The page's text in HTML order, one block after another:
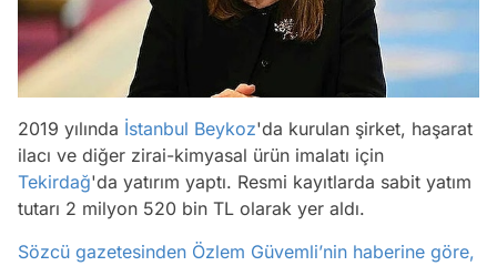
2019 yılında İstanbul Beykoz'da kurulan şirket, haşarat
ilacı ve diğer zirai-kimyasal ürün imalatı için
Tekirdağ'da yatırım yaptı. Resmi kayıtlarda sabit yatım
tutarı 2 milyon 520 bin TL olarak yer aldı.
Sözcü gazetesinden Özlem Güvemli’nin haberine göre,